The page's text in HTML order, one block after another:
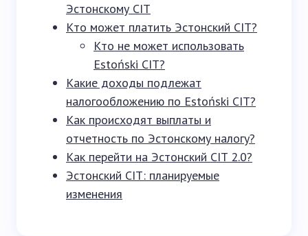
Эстонскому CIT
Кто может платить Эстонский CIT?
Кто не может использовать
Estoński CIT?
Какие доходы подлежат
налогообложению по Estoński CIT?
Как происходят выплаты и
отчетность по Эстонскому налогу?
Как перейти на Эстонский CIT 2.0?
Эстонский CIT: планируемые
изменения